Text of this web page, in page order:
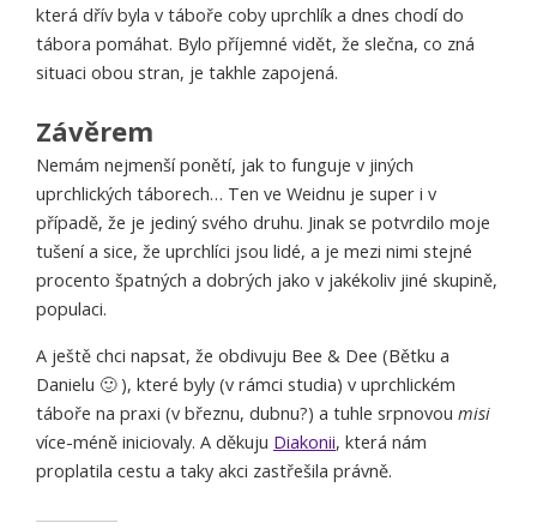
která dřív byla v táboře coby uprchlík a dnes chodí do
tábora pomáhat. Bylo příjemné vidět, že slečna, co zná
situaci obou stran, je takhle zapojená.
Závěrem
Nemám nejmenší ponětí, jak to funguje v jiných
uprchlických táborech… Ten ve Weidnu je super i v
případě, že je jediný svého druhu. Jinak se potvrdilo moje
tušení a sice, že uprchlíci jsou lidé, a je mezi nimi stejné
procento špatných a dobrých jako v jakékoliv jiné skupině,
populaci.
A ještě chci napsat, že obdivuju Bee & Dee (Bětku a
Danielu 🙂 ), které byly (v rámci studia) v uprchlickém
táboře na praxi (v březnu, dubnu?) a tuhle srpnovou misi
více-méně iniciovaly. A děkuju Diakonii, která nám
proplatila cestu a taky akci zastřešila právně.